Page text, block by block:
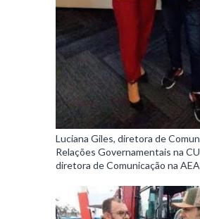
Luciana Giles, diretora de
Relações Governamentais na
diretora de Comunicação na AEA